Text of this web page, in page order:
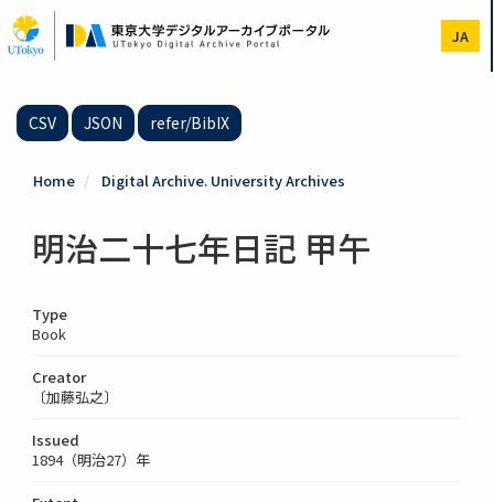
to
main
JA
CSV JSON refer/BibIX
Home Digital Archive. University Archives
明治二十七年日記 甲午
Type
Book
Creator
〔加藤弘之〕
Issued
1894（明治27）年